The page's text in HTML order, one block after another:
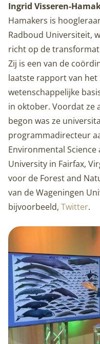
Ingrid Visseren-
Hamakers is
Radboud Universiteit,
richt op de
Zij is een van de
laatste rapport van het
wetenschappelijke
in oktober. Voordat ze
begon was ze
programmadirecteur
Environmental Science
University in Fairfax,
voor de Forest and
van de Wageningen
bijvoorbeeld, Twitter.